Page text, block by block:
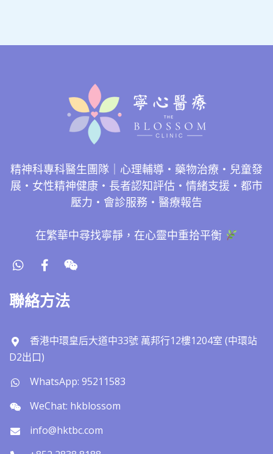
精神科專科醫生團隊｜心理輔導・藥物治療・兒童發
展・女性精神健康・長者認知評估・情緒支援・都市
壓力・會診服務・醫療報告
在繁華中尋找寧靜，在心靈中重拾平衡
聯絡方法
香港中環皇后大道中33號 萬邦行12樓1204室 (中環站
D2出口)
WhatsApp: 95211583
WeChat: hkblossom
info@hktbc.com